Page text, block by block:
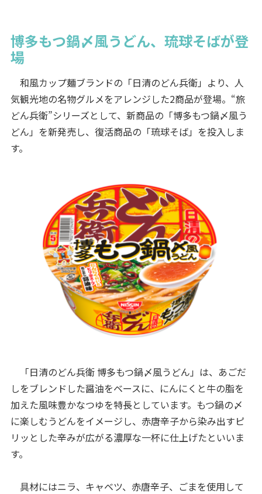
博多もつ鍋〆風うどん、琉球そばが登
場
和風カップ麺ブランドの「日清のどん兵衛」より、人
気観光地の名物グルメをアレンジした2商品が登場。“旅
どん兵衛”シリーズとして、新商品の「博多もつ鍋〆風う
どん」を新発売し、復活商品の「琉球そば」を投入しま
す。
「日清のどん兵衛 博多もつ鍋〆風うどん」は、あごだ
しをブレンドした醤油をベースに、にんにくと牛の脂を
加えた風味豊かなつゆを特長としています。もつ鍋の〆
に楽しむうどんをイメージし、赤唐辛子から染み出すピ
リッとした辛みが広がる濃厚な一杯に仕上げたといいま
す。
具材にはニラ、キャベツ、赤唐辛子、ごまを使用して